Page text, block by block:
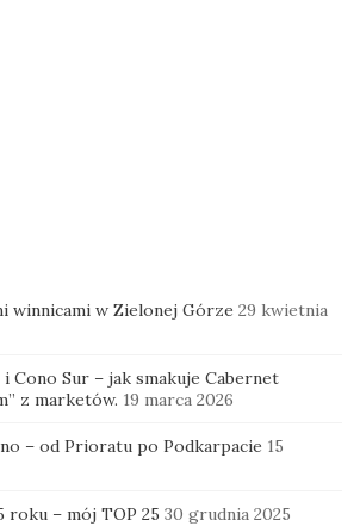
winnicami w Zielonej Górze 29 kwietnia
Cono Sur – jak smakuje Cabernet
z marketów. 19 marca 2026
– od Prioratu po Podkarpacie 15
roku – mój TOP 25 30 grudnia 2025